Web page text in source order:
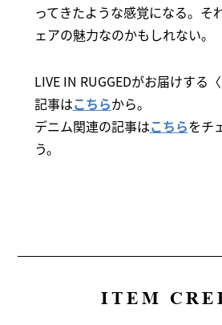
ってきたような感覚になる。そ
ェアの魅力なのかもしれない。
LIVE IN RUGGEDがお届けする
記事はこちらから。
デニム関連の記事はこちらをチ
う。
ITEM